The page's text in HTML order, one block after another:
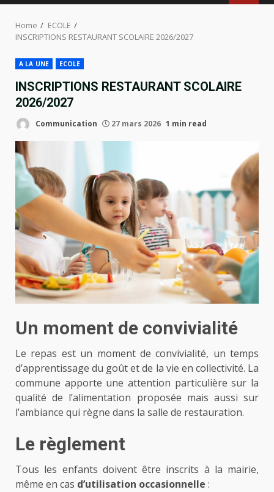
Home
ECOLE
INSCRIPTIONS RESTAURANT SCOLAIRE 2026/2027
A LA UNE ECOLE
INSCRIPTIONS RESTAURANT SCOLAIRE
2026/2027
Communication 27 mars 2026 1 min read
Un moment de convivialité
Le repas est un moment de convivialité, un temps
d’apprentissage du goût et de la vie en collectivité. La
commune apporte une attention particulière sur la
qualité de l’alimentation proposée mais aussi sur
l’ambiance qui règne dans la salle de restauration.
Le règlement
Tous les enfants doivent être inscrits à la mairie,
même en cas d’utilisation occasionnelle :